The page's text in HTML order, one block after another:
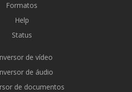
Formatos
Help
Status
de vídeo
de áudio
de documentos